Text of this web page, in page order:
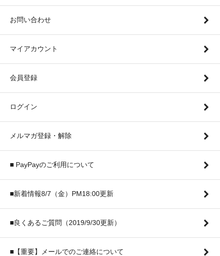
お問い合わせ
マイアカウント
会員登録
ログイン
メルマガ登録・解除
■ PayPayのご利用について
■新着情報8/7（金）PM18:00更新
■良くあるご質問（2019/9/30更新）
■【重要】メールでのご連絡について